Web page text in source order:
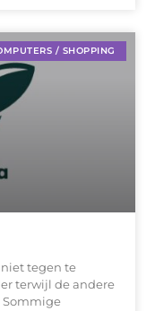
/ SHOPPING
niet tegen te
terwijl de andere
Sommige